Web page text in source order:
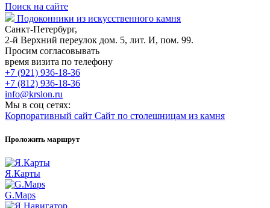
Поиск на сайте
Подоконники из искусственного камня
Санкт-Петербург,
2-й Верхний переулок дом. 5, лит. И, пом. 99.
Просим согласовывать
время визита по телефону
+7 (921) 936-18-36
+7 (812) 936-18-36
info@krslon.ru
Мы в соц сетях:
Корпоративный сайт Сайт по столешницам из камня
Проложить маршрут
Я.Карты
G.Maps